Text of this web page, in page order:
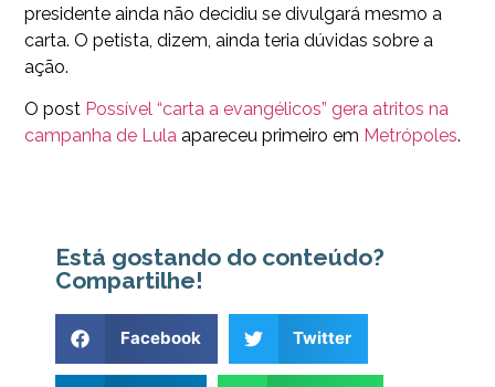
presidente ainda não decidiu se divulgará mesmo a
carta. O petista, dizem, ainda teria dúvidas sobre a
ação.
O post Possível “carta a evangélicos” gera atritos na
campanha de Lula apareceu primeiro em Metrópoles.
Está gostando do conteúdo?
Compartilhe!
Facebook Twitter